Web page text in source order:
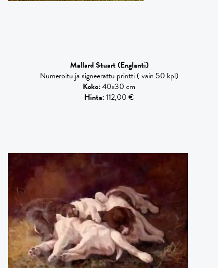
Mallard Stuart (Englanti)
Numeroitu ja signeerattu printti ( vain 50 kpl)
Koko:40x30 cm
Hinta:112,00 €